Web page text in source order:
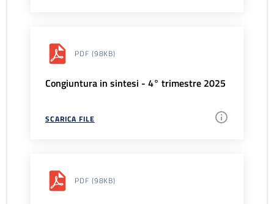
PDF (98KB)
Congiuntura in sintesi - 4° trimestre 2025
SCARICA FILE
PDF (98KB)